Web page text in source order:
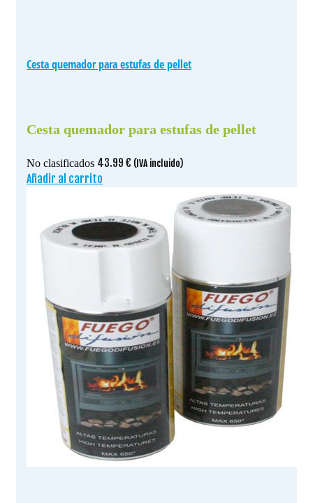
Cesta quemador para estufas de pellet
Cesta quemador para estufas de pellet
No clasificados 43.99 € (IVA incluido)
Añadir al carrito